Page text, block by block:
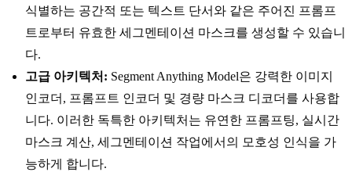
식별하는 공간적 또는 텍스트 단서와 같은 주어진 프롬프
트로부터 유효한 세그멘테이션 마스크를 생성할 수 있습니
다.
고급 아키텍처: Segment Anything Model은 강력한 이미지
인코더, 프롬프트 인코더 및 경량 마스크 디코더를 사용합
니다. 이러한 독특한 아키텍처는 유연한 프롬프팅, 실시간
마스크 계산, 세그멘테이션 작업에서의 모호성 인식을 가
능하게 합니다.